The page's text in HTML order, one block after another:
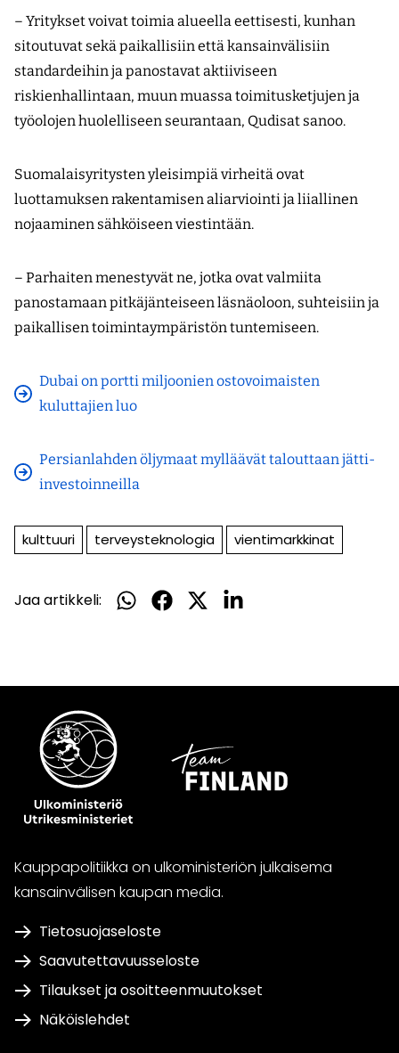
– Yritykset voivat toimia alueella eettisesti, kunhan
sitoutuvat sekä paikallisiin että kansainvälisiin
standardeihin ja panostavat aktiiviseen
riskienhallintaan, muun muassa toimitusketjujen ja
työolojen huolelliseen seurantaan, Qudisat sanoo.
Suomalaisyritysten yleisimpiä virheitä ovat
luottamuksen rakentamisen aliarviointi ja liiallinen
nojaaminen sähköiseen viestintään.
– Parhaiten menestyvät ne, jotka ovat valmiita
panostamaan pitkäjänteiseen läsnäoloon, suhteisiin ja
paikallisen toimintaympäristön tuntemiseen.
Dubai on portti miljoonien ostovoimaisten
kuluttajien luo
Persianlahden öljymaat mylläävät talouttaan jätti-
investoinneilla
kulttuuri terveysteknologia vientimarkkinat
Jaa artikkeli:
Jaa
Jaa
Jaa
Jaa
Kauppapolitiikka on ulkoministeriön julkaisema
kansainvälisen kaupan media.
Tietosuojaseloste
Saavutettavuusseloste
Tilaukset ja osoitteenmuutokset
Näköislehdet